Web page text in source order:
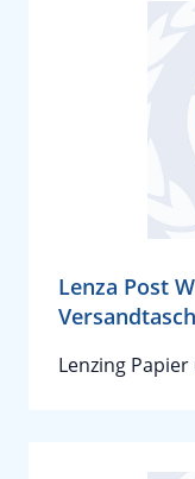
Lenza Post
Lenzing Papier